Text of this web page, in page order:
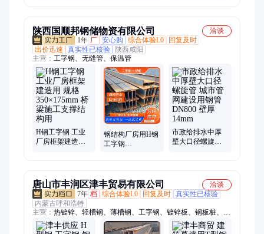
陕西国顺邦钢储物资有限公司
洽谈
1年 厂 安心购 综合体验L0
回复及时
出价迅速
真实性已核验
陕西咸阳
主营： 工字钢、无缝管、保温管
H钢工字钢 工业
厂房框架建造用
钢结构厂房用H钢
工字钢
市政给排水中厚
壁大口径螺旋管
唐山市丰润区津丰贸易有限公司
洽谈
7年 档 综合体验L0 回复及时 真实性已核验
内蒙古呼和浩特
主营： 热镀锌、轻槽钢、薄槽钢、工字钢、镀锌板、钢板桩、架
子管、薄角钢、美标槽钢、欧标槽钢、镀锌花纹板